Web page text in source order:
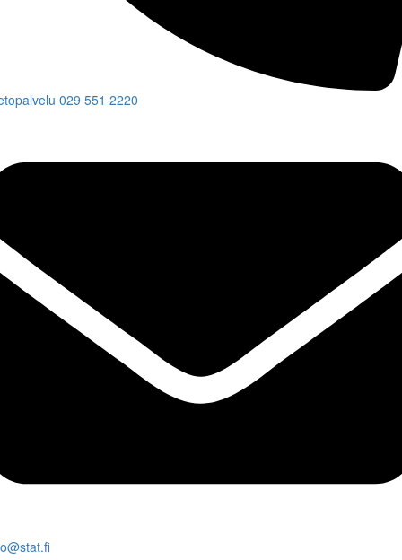
029 551 2220